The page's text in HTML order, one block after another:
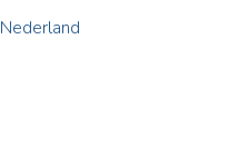
Nederland